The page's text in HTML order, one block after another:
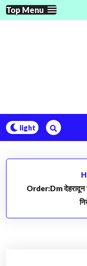
Skip
to
Top Menu
Order:Dm देहरादून